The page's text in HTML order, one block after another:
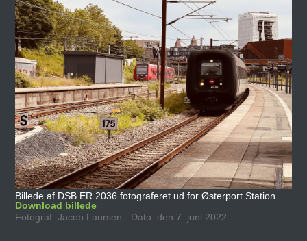
Billede af DSB ER 2036 fotograferet ud for Østerport Station.
Download billede
Fotograf: Jacob Laursen - Dato: den 7. juni 2022